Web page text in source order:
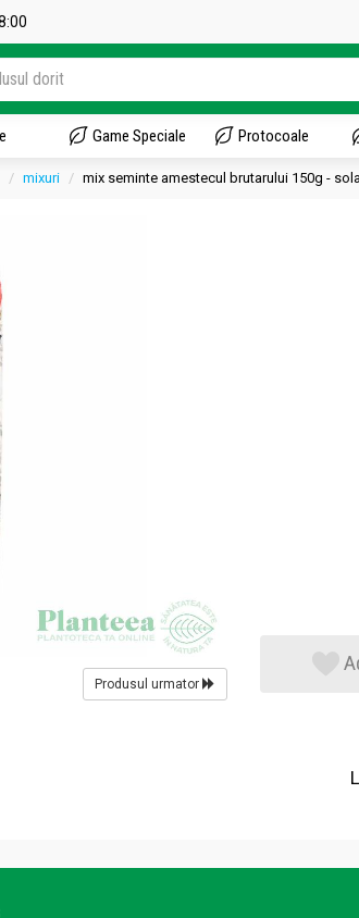
Game Speciale Protocoale
mixuri mix seminte amestecul brutarului 150g -
Produsul urmator